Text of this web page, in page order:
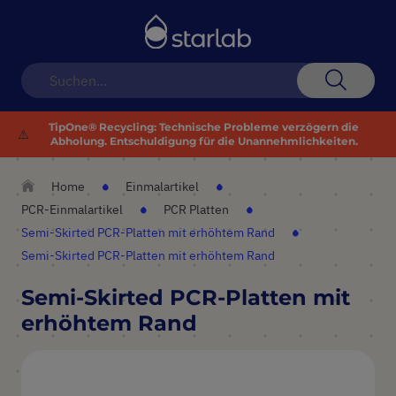
⚠️
TipOne® Recycling: Technische Probleme verzögern die
Abholung. Entschuldigung für die Unannehmlichkeiten.
Home
Einmalartikel
PCR-Einmalartikel
PCR Platten
Semi-Skirted PCR-Platten mit erhöhtem Rand
Semi-Skirted PCR-Platten mit erhöhtem Rand
Semi-Skirted PCR-Platten mit
erhöhtem Rand